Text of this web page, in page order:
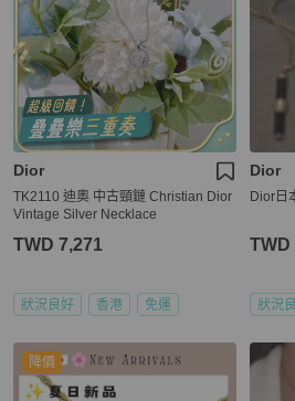
Dior
TK2110 迪奧 中古頸鏈 Christian Dior
Vintage Silver Necklace
TWD 7,271
狀況良好 香港 免運
Dior
Dior日
TWD
狀況
降價